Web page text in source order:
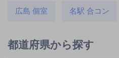
広島 個室 名駅 合コン
都道府県から探す